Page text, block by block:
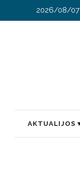
2026/08/07
AKTUALIJOS